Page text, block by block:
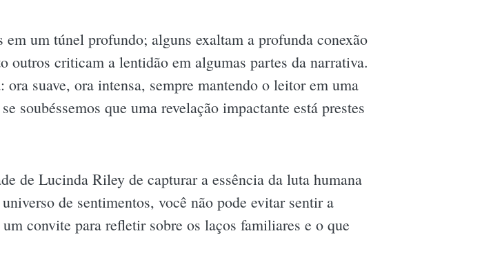
um túnel profundo; alguns exaltam a profunda conexão
outros criticam a lentidão em algumas partes da narrativa.
suave, ora intensa, sempre mantendo o leitor em uma
soubéssemos que uma revelação impactante está prestes
de Lucinda Riley de capturar a essência da luta humana
de sentimentos, você não pode evitar sentir a
convite para refletir sobre os laços familiares e o que